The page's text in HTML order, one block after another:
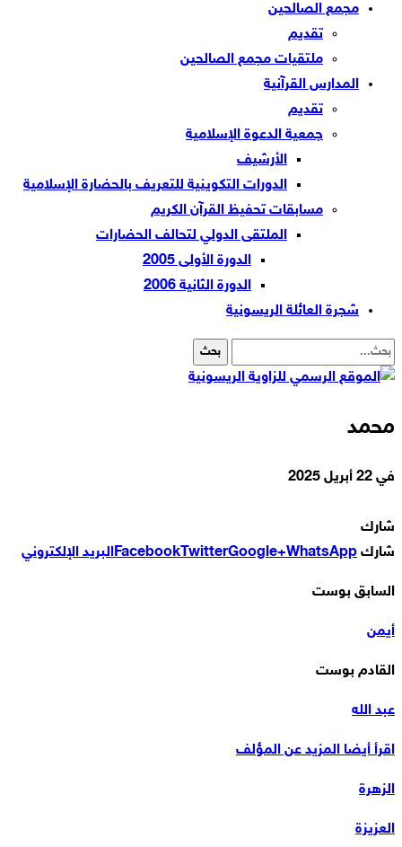
مجمع الصالحين
تقديم
ملتقيات مجمع الصالحين
المدارس القرآنية
تقديم
جمعية الدعوة الإسلامية
الأرشيف
الدورات التكوينية للتعريف بالحضارة الإسلامية
مسابقات تحفيظ القرآن الكريم
الملتقى الدولي لتحالف الحضارات
الدورة الأولى 2005
الدورة الثانية 2006
شجرة العائلة الريسونية
محمد
في 22 أبريل 2025
شارك
شارك
FacebookTwitterGoogle+WhatsApp البريد الإلكتروني
السابق بوست
أيمن
القادم بوست
عبد الله
اقرأ أيضا المزيد عن المؤلف
الزهرة
العزيزة